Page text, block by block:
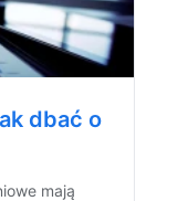
dbać o
mają